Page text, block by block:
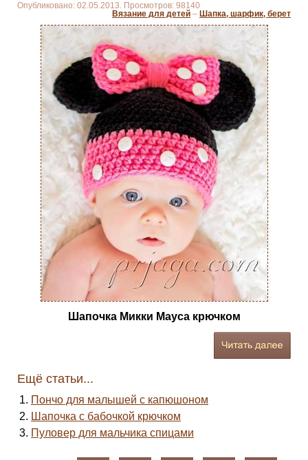
Опубликовано: 02.05.2013. Просмотров: 98140
Вязание для детей – Шапка, шарфик, берет
Шапочка Микки Мауса крючком
Ещё статьи...
Пончо для малышей с капюшоном
Шапочка с бабочкой крючком
Пуловер для мальчика спицами